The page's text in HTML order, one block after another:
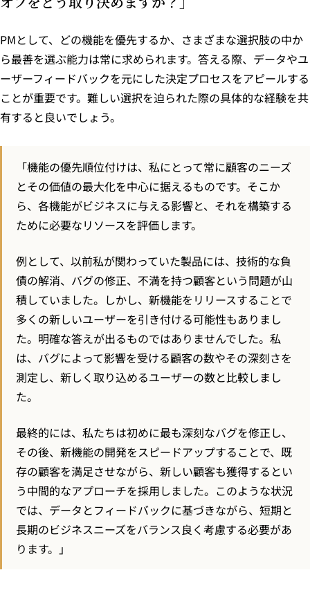
PMとして、どの機能を優先するか、さまざまな選択肢の中か
ら最善を選ぶ能力は常に求められます。答える際、データやユ
ーザーフィードバックを元にした決定プロセスをアピールする
ことが重要です。難しい選択を迫られた際の具体的な経験を共
有すると良いでしょう。
「機能の優先順位付けは、私にとって常に顧客のニーズ
とその価値の最大化を中心に据えるものです。そこか
ら、各機能がビジネスに与える影響と、それを構築する
ために必要なリソースを評価します。
例として、以前私が関わっていた製品には、技術的な負
債の解消、バグの修正、不満を持つ顧客という問題が山
積していました。しかし、新機能をリリースすることで
多くの新しいユーザーを引き付ける可能性もありまし
た。明確な答えが出るものではありませんでした。私
は、バグによって影響を受ける顧客の数やその深刻さを
測定し、新しく取り込めるユーザーの数と比較しまし
た。
最終的には、私たちは初めに最も深刻なバグを修正し、
その後、新機能の開発をスピードアップすることで、既
存の顧客を満足させながら、新しい顧客も獲得するとい
う中間的なアプローチを採用しました。このような状況
では、データとフィードバックに基づきながら、短期と
長期のビジネスニーズをバランス良く考慮する必要があ
ります。」